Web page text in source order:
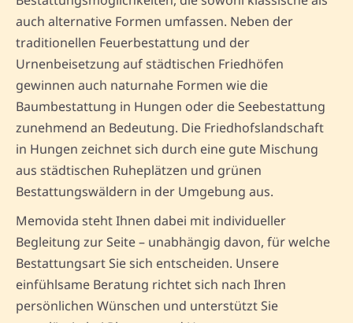
auch alternative Formen umfassen. Neben der
traditionellen Feuerbestattung und der
Urnenbeisetzung auf städtischen Friedhöfen
gewinnen auch naturnahe Formen wie die
Baumbestattung in Hungen oder die Seebestattung
zunehmend an Bedeutung. Die Friedhofslandschaft
in Hungen zeichnet sich durch eine gute Mischung
aus städtischen Ruheplätzen und grünen
Bestattungswäldern in der Umgebung aus.
Memovida steht Ihnen dabei mit individueller
Begleitung zur Seite – unabhängig davon, für welche
Bestattungsart Sie sich entscheiden. Unsere
einfühlsame Beratung richtet sich nach Ihren
persönlichen Wünschen und unterstützt Sie